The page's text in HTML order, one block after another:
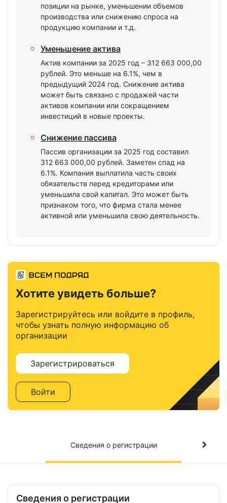
позиции на рынке, уменьшении объемов
производства или снижению спроса на
продукцию компании и т.д.
Уменьшение актива
Актив компании за 2025 год – 312 663 000,00
рублей. Это меньше на 6.1%, чем в
предыдущий 2024 год. Снижение актива
может быть связано с продажей части
активов компании или сокращением
инвестиций в новые проекты.
Снижение пассива
Пассив организации за 2025 год составил
312 663 000,00 рублей. Заметен спад на
6.1%. Компания выплатила часть своих
обязательств перед кредиторами или
уменьшила свой капитал. Это может быть
признаком того, что фирма стала менее
активной или уменьшила свою деятельность.
Хотите увидеть больше?
Зарегистрируйтесь или войдите в профиль,
чтобы узнать полную информацию об
организации
Зарегистрироваться
Войти
Сведения о регистрации
Сведения о регистрации